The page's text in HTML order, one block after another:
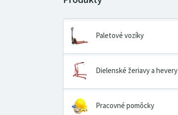
Paletové vozíky
Dielenské žeriavy a hevery
Pracovné pomôcky